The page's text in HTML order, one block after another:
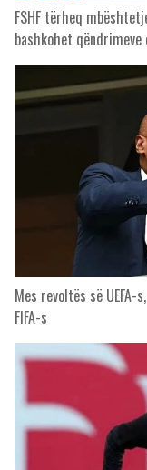
FSHF tërheq
bashkohet qëndrimeve
Mes revoltës së
FIFA-s